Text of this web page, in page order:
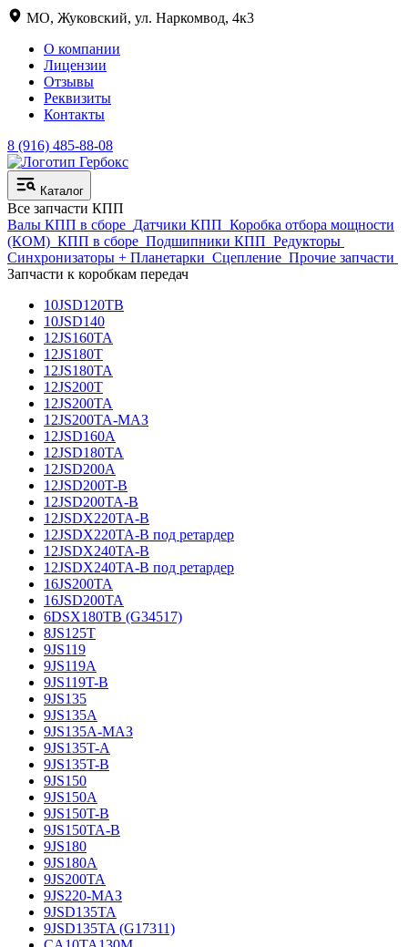
МО, Жуковский, ул. Наркомвод, 4к3
О компании
Лицензии
Отзывы
Реквизиты
Контакты
8 (916) 485-88-08
Каталог
Все запчасти КПП
Валы КПП в сборе Датчики КПП Коробка отбора мощности
(КОМ) КПП в сборе Подшипники КПП Редукторы
Синхронизаторы + Планетарки Сцепление Прочие запчасти
Запчасти к коробкам передач
10JSD120TB
10JSD140
12JS160TA
12JS180T
12JS180TA
12JS200T
12JS200TA
12JS200TA-МАЗ
12JSD160A
12JSD180TA
12JSD200A
12JSD200T-B
12JSD200TA-B
12JSDX220TA-B
12JSDX220TA-B под ретардер
12JSDX240TA-B
12JSDX240TA-B под ретардер
16JS200TA
16JSD200TA
6DSX180TB (G34517)
8JS125T
9JS119
9JS119A
9JS119T-B
9JS135
9JS135A
9JS135A-МАЗ
9JS135T-A
9JS135T-B
9JS150
9JS150A
9JS150T-B
9JS150TA-B
9JS180
9JS180A
9JS200TA
9JS220-МАЗ
9JSD135TA
9JSD135TA (G17311)